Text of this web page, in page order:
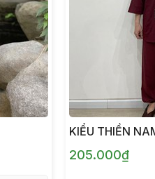
KIỂU THIỀN
205.000₫